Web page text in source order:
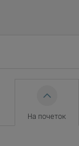
На почеток